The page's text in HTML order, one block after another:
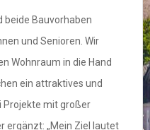
beide Bauvorhaben
und Senioren. Wir
Wohnraum in die Hand
ein attraktives und
Projekte mit großer
ergänzt: „Mein Ziel lautet